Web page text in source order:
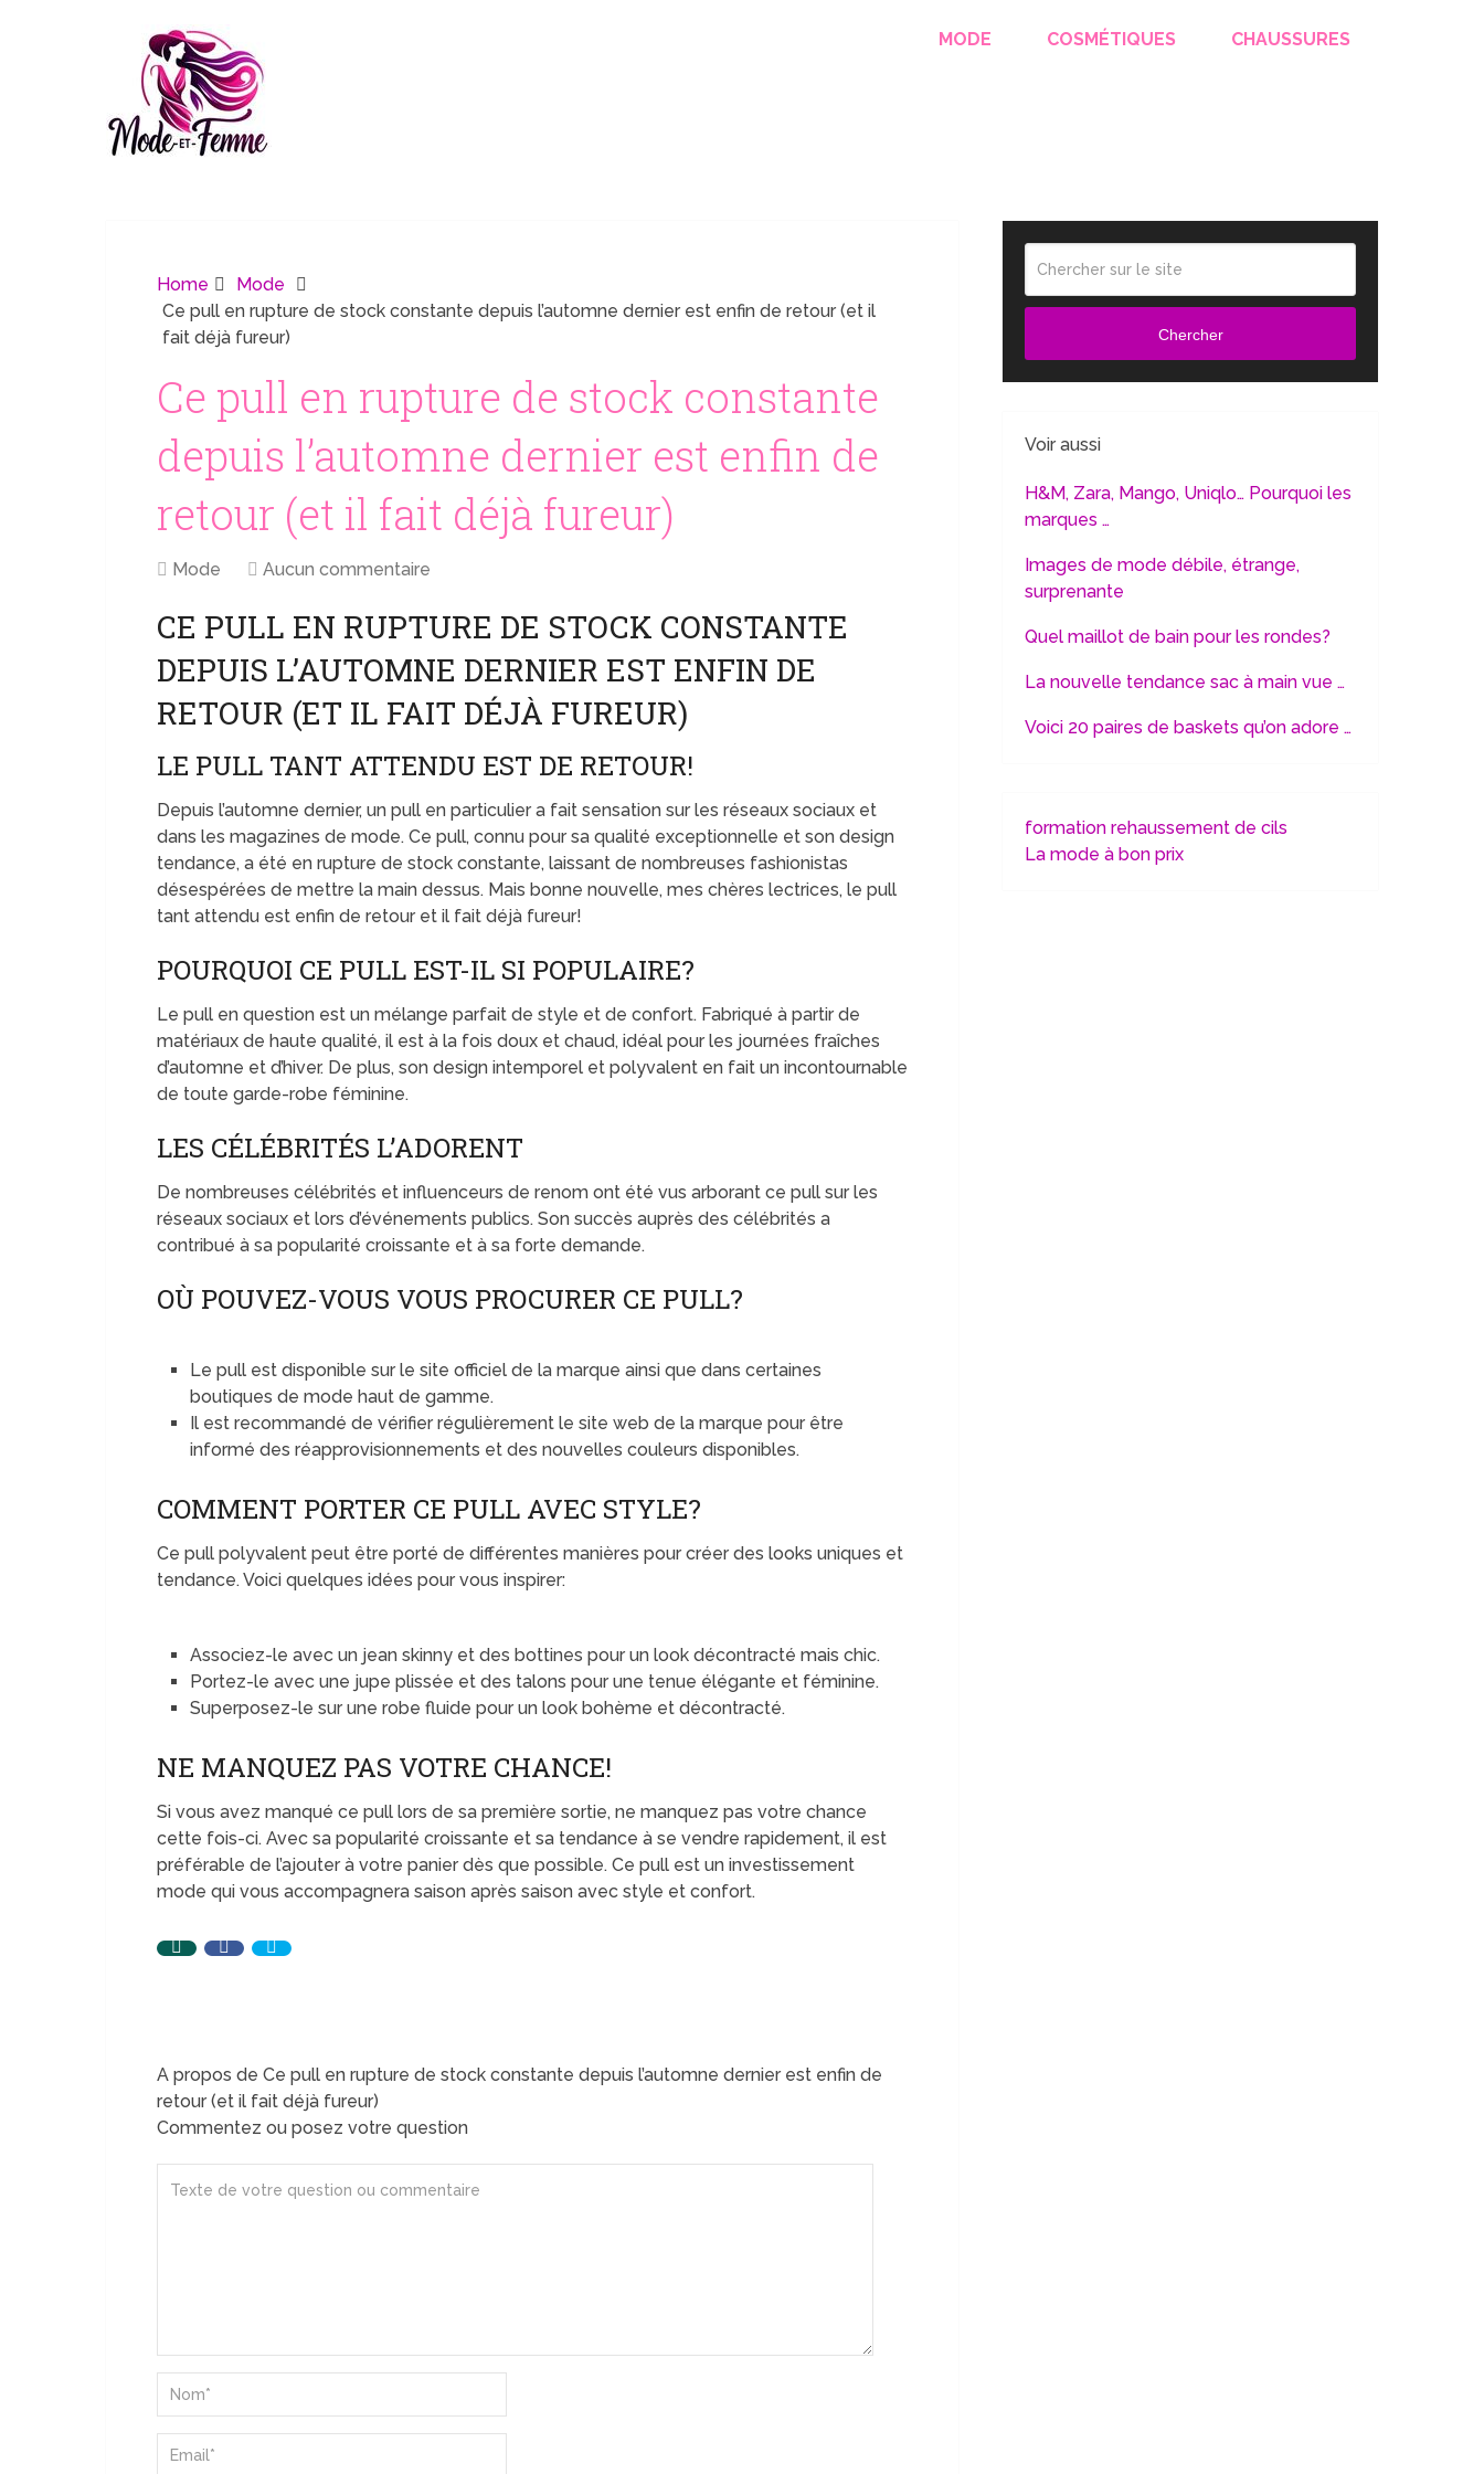
MODE COSMÉTIQUES CHAUSSURES
Home
Mode
Ce pull en rupture de stock constante depuis l’automne dernier est enfin de retour (et il
fait déjà fureur)
Ce pull en rupture de stock constante
depuis l’automne dernier est enfin de
retour (et il fait déjà fureur)
Mode Aucun commentaire
CE PULL EN RUPTURE DE STOCK CONSTANTE
DEPUIS L’AUTOMNE DERNIER EST ENFIN DE
RETOUR (ET IL FAIT DÉJÀ FUREUR)
LE PULL TANT ATTENDU EST DE RETOUR!
Depuis l’automne dernier, un pull en particulier a fait sensation sur les réseaux sociaux et
dans les magazines de mode. Ce pull, connu pour sa qualité exceptionnelle et son design
tendance, a été en rupture de stock constante, laissant de nombreuses fashionistas
désespérées de mettre la main dessus. Mais bonne nouvelle, mes chères lectrices, le pull
tant attendu est enfin de retour et il fait déjà fureur!
POURQUOI CE PULL EST-IL SI POPULAIRE?
Le pull en question est un mélange parfait de style et de confort. Fabriqué à partir de
matériaux de haute qualité, il est à la fois doux et chaud, idéal pour les journées fraîches
d’automne et d’hiver. De plus, son design intemporel et polyvalent en fait un incontournable
de toute garde-robe féminine.
LES CÉLÉBRITÉS L’ADORENT
De nombreuses célébrités et influenceurs de renom ont été vus arborant ce pull sur les
réseaux sociaux et lors d’événements publics. Son succès auprès des célébrités a
contribué à sa popularité croissante et à sa forte demande.
OÙ POUVEZ-VOUS VOUS PROCURER CE PULL?
Le pull est disponible sur le site officiel de la marque ainsi que dans certaines
boutiques de mode haut de gamme.
Il est recommandé de vérifier régulièrement le site web de la marque pour être
informé des réapprovisionnements et des nouvelles couleurs disponibles.
COMMENT PORTER CE PULL AVEC STYLE?
Ce pull polyvalent peut être porté de différentes manières pour créer des looks uniques et
tendance. Voici quelques idées pour vous inspirer:
Associez-le avec un jean skinny et des bottines pour un look décontracté mais chic.
Portez-le avec une jupe plissée et des talons pour une tenue élégante et féminine.
Superposez-le sur une robe fluide pour un look bohème et décontracté.
NE MANQUEZ PAS VOTRE CHANCE!
Si vous avez manqué ce pull lors de sa première sortie, ne manquez pas votre chance
cette fois-ci. Avec sa popularité croissante et sa tendance à se vendre rapidement, il est
préférable de l’ajouter à votre panier dès que possible. Ce pull est un investissement
mode qui vous accompagnera saison après saison avec style et confort.
A propos de Ce pull en rupture de stock constante depuis l’automne dernier est enfin de
retour (et il fait déjà fureur)
Commentez ou posez votre question
Chercher
Voir aussi
H&M, Zara, Mango, Uniqlo… Pourquoi les
marques …
Images de mode débile, étrange,
surprenante
Quel maillot de bain pour les rondes?
La nouvelle tendance sac à main vue …
Voici 20 paires de baskets qu’on adore …
formation rehaussement de cils
La mode à bon prix